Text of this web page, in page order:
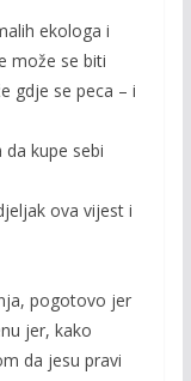
ekologa i
može se biti
gdje se peca – i
kupe sebi
ova vijest i
pogotovo jer
jer, kako
da jesu pravi